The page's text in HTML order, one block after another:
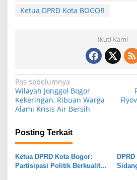
Ketua DPRD Kota BOGOR
Ikuti Kami
N
a
v
i
g
a
s
Pos sebelumnya
Wilayah Jonggol Bogor
Kekeringan, Ribuan Warga
Alami Krisis Air Bersih
Posting Terkait
Ketua DPRD Kota Bogor:
Partisipasi Politik Berkualitas